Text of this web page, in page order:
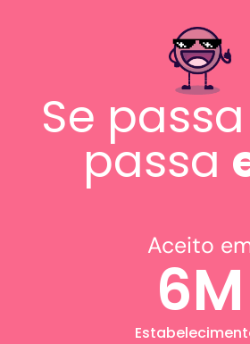
Se passa
passa
Aceito
6M